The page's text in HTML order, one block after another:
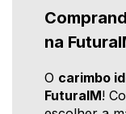
na
O carimbo
FuturaIM!